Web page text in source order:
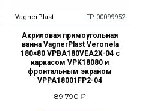
VagnerPlast ГР-00099952
Акриловая прямоугольная
ванна VagnerPlast Veronela
180×80 VPBA180VEA2X-04 с
каркасом VPK18080 и
фронтальным экраном
VPPA18001FP2-04
89 790 ₽